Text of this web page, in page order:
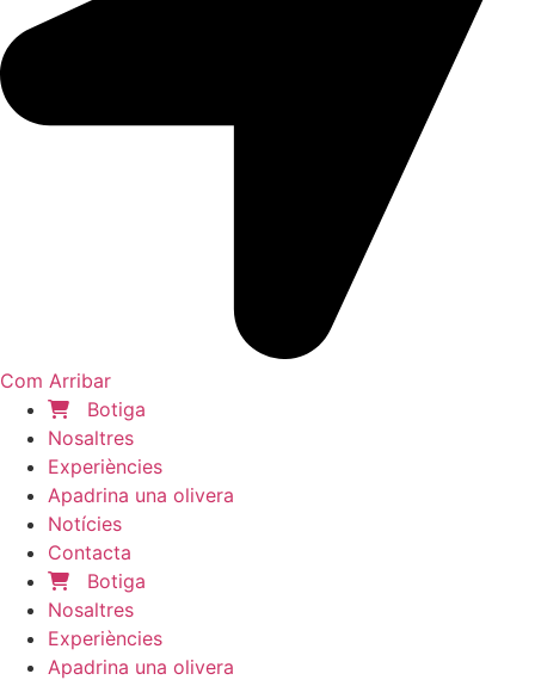
Com Arribar
Botiga
Nosaltres
Experiències
Apadrina una olivera
Notícies
Contacta
Botiga
Nosaltres
Experiències
Apadrina una olivera